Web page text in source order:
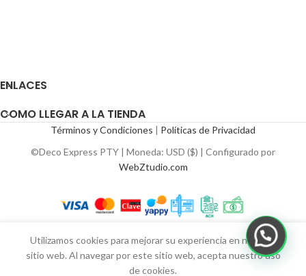
ENLACES
COMO LLEGAR A LA TIENDA
Términos y Condiciones | Políticas de Privacidad
©Deco Express PTY | Moneda: USD ($) | Configurado por
WebZtudio.com
Utilizamos cookies para mejorar su experiencia en nuestro
sitio web. Al navegar por este sitio web, acepta nuestro uso
de cookies.